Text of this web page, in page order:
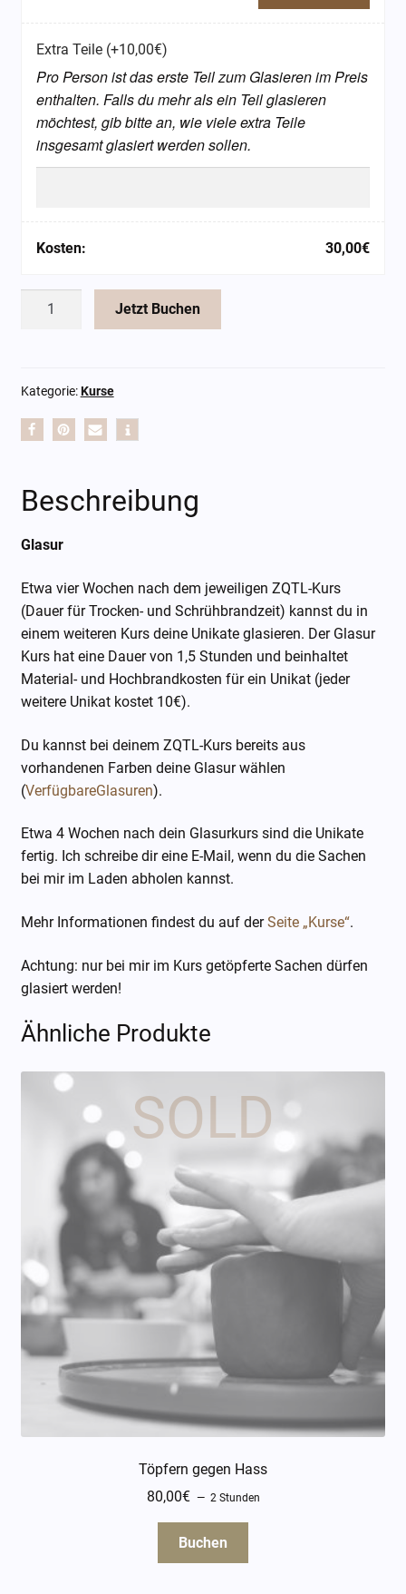
Extra Teile (+10,00€)
Pro Person ist das erste Teil zum Glasieren im Preis
enthalten. Falls du mehr als ein Teil glasieren
möchtest, gib bitte an, wie viele extra Teile
insgesamt glasiert werden sollen.
Kosten: 30,00€
Glasur
Jetzt Buchen
Kategorie:Kurse
Beschreibung
Glasur
Etwa vier Wochen nach dem jeweiligen ZQTL-Kurs
(Dauer für Trocken- und Schrühbrandzeit) kannst du in
einem weiteren Kurs deine Unikate glasieren. Der Glasur
Kurs hat eine Dauer von 1,5 Stunden und beinhaltet
Material- und Hochbrandkosten für ein Unikat (jeder
weitere Unikat kostet 10€).
Du kannst bei deinem ZQTL-Kurs bereits aus
vorhandenen Farben deine Glasur wählen
(VerfügbareGlasuren).
Etwa 4 Wochen nach dein Glasurkurs sind die Unikate
fertig. Ich schreibe dir eine E-Mail, wenn du die Sachen
bei mir im Laden abholen kannst.
Mehr Informationen findest du auf derSeite „Kurse“.
Achtung: nur bei mir im Kurs getöpferte Sachen dürfen
glasiert werden!
Ähnliche Produkte
Töpfern gegen Hass
80,00€ 2 Stunden
Buchen